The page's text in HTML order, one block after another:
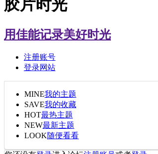
胶片时光
用佳能记录美好时光
注册账号
登录网站
MINE我的主题
SAVE我的收藏
HOT最热主题
NEW最新主题
LOOK随便看看